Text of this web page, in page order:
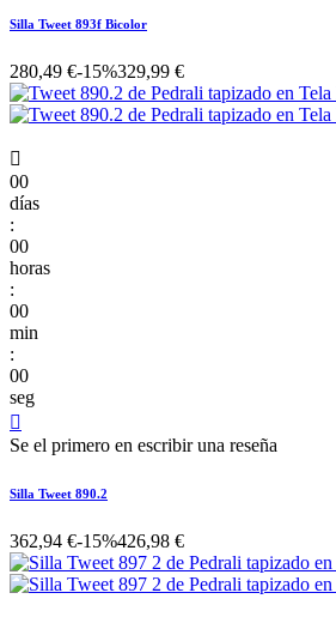
Silla Tweet 893f Bicolor
280,49 €-15%329,99 €

00
días
:
00
horas
:
00
min
:
00
seg

Se el primero en escribir una reseña
Silla Tweet 890.2
362,94 €-15%426,98 €